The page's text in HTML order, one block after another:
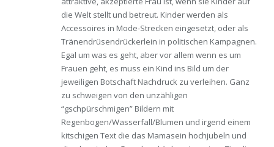
die Welt stellt und betreut. Kinder werden als
Accessoires in Mode-Strecken eingesetzt, oder als
Tränendrüsendrückerlein in politischen Kampagnen.
Egal um was es geht, aber vor allem wenn es um
Frauen geht, es muss ein Kind ins Bild um der
jeweiligen Botschaft Nachdruck zu verleihen. Ganz
zu schweigen von den unzähligen
“gschpürschmigen” Bildern mit
Regenbogen/Wasserfall/Blumen und irgend einem
kitschigen Text die das Mamasein hochjubeln und